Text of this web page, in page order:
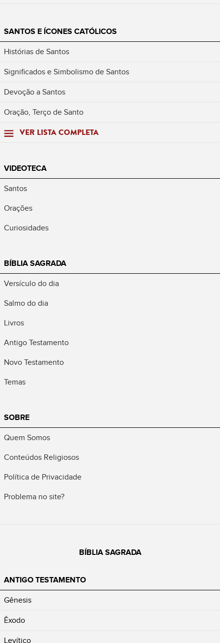
SANTOS E ÍCONES CATÓLICOS
Histórias de Santos
Significados e Simbolismo de Santos
Devoção a Santos
Oração, Terço de Santo
VER LISTA COMPLETA
VIDEOTECA
Santos
Orações
Curiosidades
BÍBLIA SAGRADA
Versículo do dia
Salmo do dia
Livros
Antigo Testamento
Novo Testamento
Temas
SOBRE
Quem Somos
Conteúdos Religiosos
Política de Privacidade
Problema no site?
BÍBLIA SAGRADA
ANTIGO TESTAMENTO
Gênesis
Êxodo
Levítico